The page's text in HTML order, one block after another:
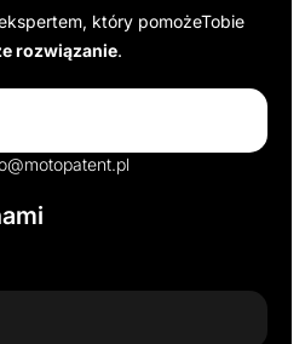
który pomożeTobie
rozwiązanie.